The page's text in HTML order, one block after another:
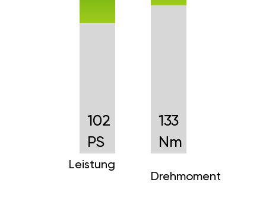
102
PS
Leistung
133
Nm
Drehmoment